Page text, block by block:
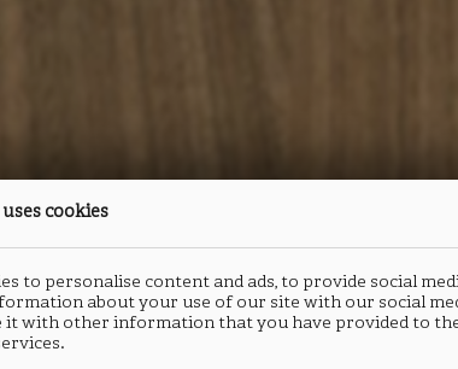
防火板
防火板
cookies
to personalise content and ads, to provide social
about your use of our site with our social
it with other information that you have provided to